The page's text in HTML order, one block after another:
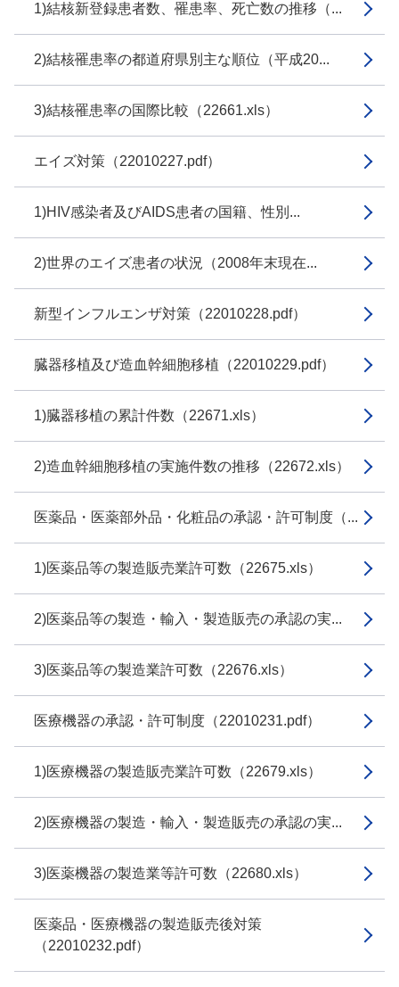
1)結核新登録患者数、罹患率、死亡数の推移（...
2)結核罹患率の都道府県別主な順位（平成20...
3)結核罹患率の国際比較（22661.xls）
エイズ対策（22010227.pdf）
1)HIV感染者及びAIDS患者の国籍、性別...
2)世界のエイズ患者の状況（2008年末現在...
新型インフルエンザ対策（22010228.pdf）
臓器移植及び造血幹細胞移植（22010229.pdf）
1)臓器移植の累計件数（22671.xls）
2)造血幹細胞移植の実施件数の推移（22672.xls）
医薬品・医薬部外品・化粧品の承認・許可制度（...
1)医薬品等の製造販売業許可数（22675.xls）
2)医薬品等の製造・輸入・製造販売の承認の実...
3)医薬品等の製造業許可数（22676.xls）
医療機器の承認・許可制度（22010231.pdf）
1)医療機器の製造販売業許可数（22679.xls）
2)医療機器の製造・輸入・製造販売の承認の実...
3)医薬機器の製造業等許可数（22680.xls）
医薬品・医療機器の製造販売後対策
（22010232.pdf）